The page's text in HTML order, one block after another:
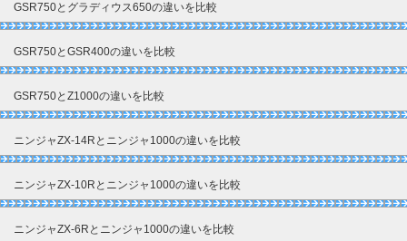
GSR750とグラディウス650の違いを比較
GSR750とGSR400の違いを比較
GSR750とZ1000の違いを比較
ニンジャZX-14Rとニンジャ1000の違いを比較
ニンジャZX-10Rとニンジャ1000の違いを比較
ニンジャZX-6Rとニンジャ1000の違いを比較